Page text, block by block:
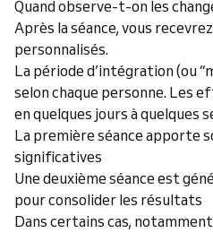
Quand observe-t-on les
Après la séance, vous
personnalisés.
La période d’intégration (ou
selon chaque personne. Les
en quelques jours à quelques
La première séance apporte
significatives
Une deuxième séance est
pour consolider les résultats
Dans certains cas,